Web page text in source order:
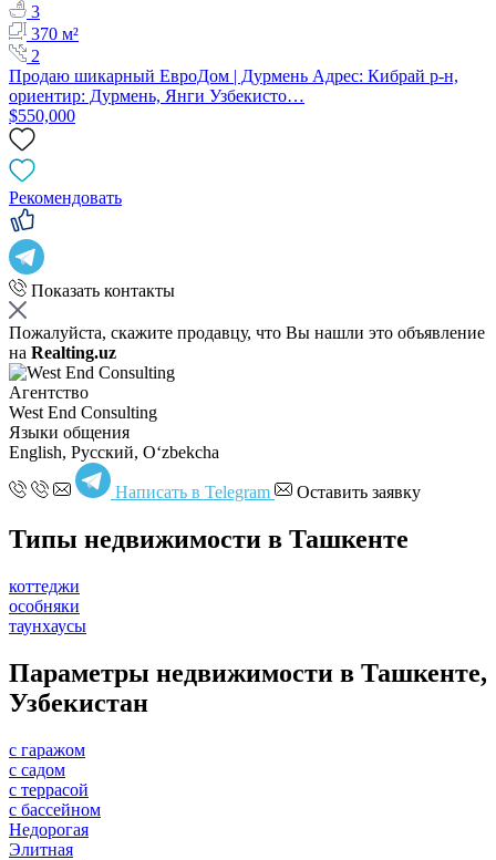
3
370 м²
2
Продаю шикарный ЕвроДом | Дурмень Адрес: Кибрай р-н,
ориентир: Дурмень, Янги Узбекисто…
$550,000
Рекомендовать
Показать контакты
Пожалуйста, скажите продавцу, что Вы нашли это объявление
на Realting.uz
Агентство
West End Consulting
Языки общения
English, Русский, Oʻzbekcha
Написать в Telegram Оставить заявку
Типы недвижимости в Ташкенте
коттеджи
особняки
таунхаусы
Параметры недвижимости в Ташкенте,
Узбекистан
с гаражом
с садом
с террасой
с бассейном
Недорогая
Элитная